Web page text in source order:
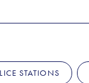
STATIONS